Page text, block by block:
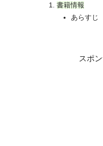
書籍情報
あらすじ
スポ